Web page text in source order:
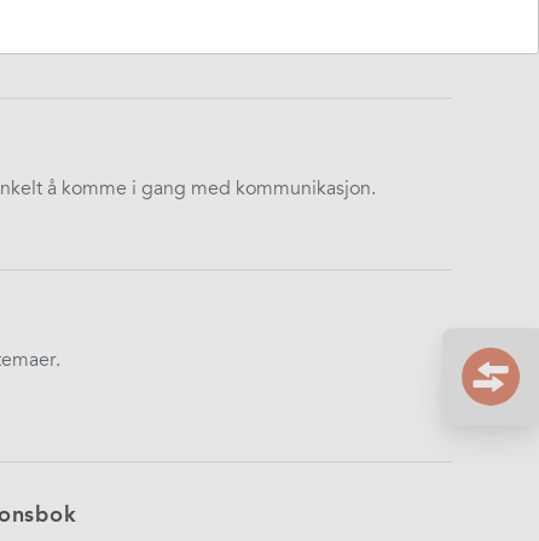
å komme i gang med kommunikasjon.